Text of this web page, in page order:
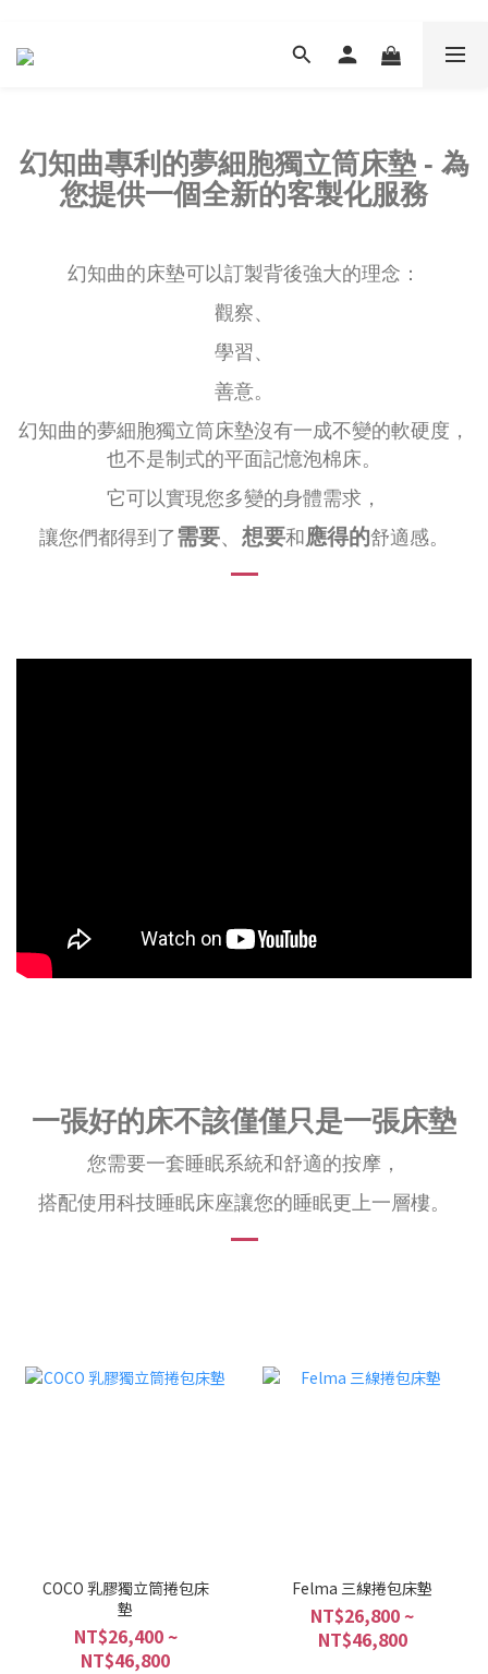
幻知曲專利的夢細胞獨立筒床墊 - 為
您提供一個全新的客製化服務
幻知曲的床墊可以訂製背後強大的理念：
觀察、
學習、
善意。
幻知曲的夢細胞獨立筒床墊沒有一成不變的軟硬度，
也不是制式的平面記憶泡棉床。
它可以實現您多變的身體需求，
讓您們都得到了需要、 想要和 應得的舒適感。
一張好的床不該僅僅只是一張床墊
您需要一套睡眠系統和舒適的按摩，
搭配使用科技睡眠床座讓您的睡眠更上一層樓。
COCO 乳膠獨立筒捲包床
墊
NT$26,400 ~
NT$46,800
Felma 三線捲包床墊
NT$26,800 ~
NT$46,800